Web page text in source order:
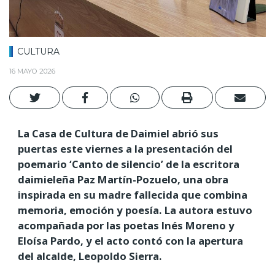
CULTURA
16 MAYO 2026
La Casa de Cultura de Daimiel abrió sus
puertas este viernes a la presentación del
poemario ‘Canto de silencio’ de la escritora
daimieleña Paz Martín-Pozuelo, una obra
inspirada en su madre fallecida que combina
memoria, emoción y poesía. La autora estuvo
acompañada por las poetas Inés Moreno y
Eloísa Pardo, y el acto contó con la apertura
del alcalde, Leopoldo Sierra.